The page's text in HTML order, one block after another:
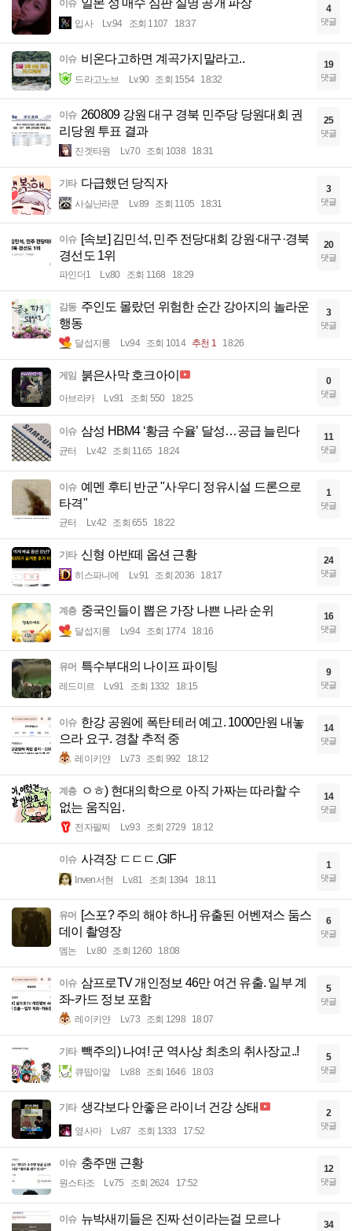
이슈
입사 Lv.94 조회 1107 18:37
4
댓글
이슈 비온다고하면 계곡가지말라고..
드라고노브 Lv.90 조회 1554 18:32
19
댓글
이슈 260809 강원 대구 경북 민주당 당원대회 권
리당원 투표 결과
진겟타원 Lv.70 조회 1038 18:31
25
댓글
기타 다급했던 당직자
사실난라쿤 Lv.89 조회 1105 18:31
3
댓글
이슈 [속보] 김민석, 민주 전당대회 강원·대구·경북
경선도 1위
파인더1 Lv.80 조회 1168 18:29
20
댓글
감동 주인도 몰랐던 위험한 순간 강아지의 놀라운
행동
달섭지롱 Lv.94 조회 1014 추천 1 18:26
3
댓글
게임 붉은사막 호크아이
아브라카 Lv.91 조회 550 18:25
0
댓글
이슈 삼성 HBM4 ‘황금 수율’ 달성…공급 늘린다
균터 Lv.42 조회 1165 18:24
11
댓글
이슈 예멘 후티 반군 "사우디 정유시설 드론으로
타격"
균터 Lv.42 조회 655 18:22
1
댓글
기타 신형 아반떼 옵션 근황
히스파니에 Lv.91 조회 2036 18:17
24
댓글
계층 중국인들이 뽑은 가장 나쁜 나라 순위
달섭지롱 Lv.94 조회 1774 18:16
16
댓글
유머 특수부대의 나이프 파이팅
레드미르 Lv.91 조회 1332 18:15
9
댓글
이슈 한강 공원에 폭탄 테러 예고. 1000만원 내놓
으라 요구. 경찰 추적 중
레이키얀 Lv.73 조회 992 18:12
14
댓글
계층
ㅇㅎ) 현대의학으로 아직 가짜는 따라할 수
없는 움직임.
전자팔찌 Lv.93 조회 2729 18:12
14
댓글
이슈 사격장 ㄷㄷㄷ.GIF
Inven서현 Lv.81 조회 1394 18:11
1
댓글
유머 [스포? 주의 해야 하나] 유출된 어벤져스 둠스
데이 촬영장
멤논 Lv.80 조회 1260 18:08
6
댓글
이슈 삼프로TV 개인정보 46만 여건 유출. 일부 계
좌-카드 정보 포함
레이키얀 Lv.73 조회 1298 18:07
5
댓글
기타 빽주의) 나여! 군 역사상 최초의 취사장교..!
큐땁이알 Lv.88 조회 1646 18:03
5
댓글
기타 생각보다 안좋은 라이너 건강 상태
옆사마 Lv.87 조회 1333 17:52
2
댓글
이슈 충주맨 근황
원스타조 Lv.75 조회 2624 17:52
12
댓글
이슈 뉴박새끼들은 진짜 선이라는걸 모르나 34